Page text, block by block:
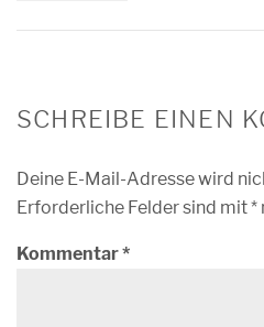
SCHREIBE EINEN
Deine E-Mail-Adresse wird
Erforderliche Felder sind mit*
Kommentar*